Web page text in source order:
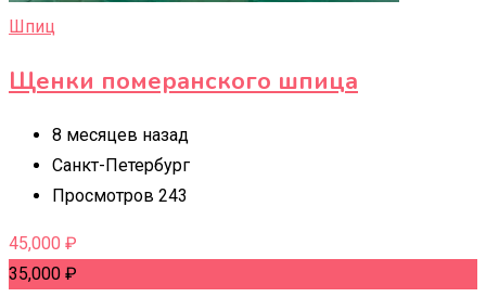
Шпиц
Щенки померанского шпица
8 месяцев назад
Санкт-Петербург
Просмотров 243
45,000 ₽
35,000 ₽